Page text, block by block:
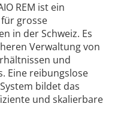
REM ist ein
grosse
in der Schweiz. Es
Verwaltung von
und
Eine reibungslose
bildet das
und skalierbare